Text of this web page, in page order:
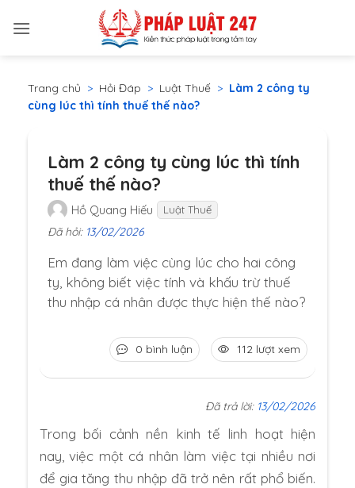
qua
Trang chủ > Hỏi Đáp > Luật Thuế > Làm 2 công ty
cùng lúc thì tính thuế thế nào?
Làm 2 công ty cùng lúc thì tính
thuế thế nào?
Hồ Quang Hiếu Luật Thuế
Đã hỏi: 13/02/2026
Em đang làm việc cùng lúc cho hai công
ty, không biết việc tính và khấu trừ thuế
thu nhập cá nhân được thực hiện thế nào?
0 bình luận 112 lượt xem
Đã trả lời: 13/02/2026
Trong bối cảnh nền kinh tế linh hoạt hiện
nay, việc một cá nhân làm việc tại nhiều nơi
để gia tăng thu nhập đã trở nên rất phổ biến.